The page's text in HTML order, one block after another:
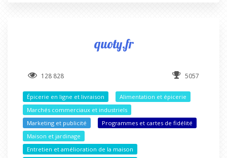
quoty.fr
128 828 5057
Épicerie en ligne et livraison
Alimentation et épicerie
Marchés commerciaux et industriels
Marketing et publicité
Programmes et cartes de fidélité
Maison et jardinage
Entretien et amélioration de la maison